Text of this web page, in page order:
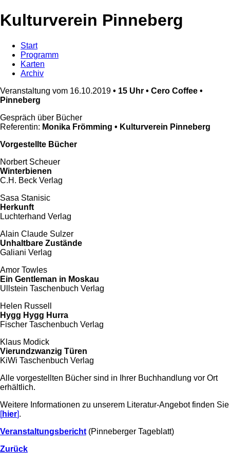
Kulturverein Pinneberg
Start
Programm
Karten
Archiv
Veranstaltung vom 16.10.2019 • 15 Uhr • Cero Coffee •
Pinneberg
Gespräch über Bücher
Referentin: Monika Frömming • Kulturverein Pinneberg
Vorgestellte Bücher
Norbert Scheuer
Winterbienen
C.H. Beck Verlag
Sasa Stanisic
Herkunft
Luchterhand Verlag
Alain Claude Sulzer
Unhaltbare Zustände
Galiani Verlag
Amor Towles
Ein Gentleman in Moskau
Ullstein Taschenbuch Verlag
Helen Russell
Hygg Hygg Hurra
Fischer Taschenbuch Verlag
Klaus Modick
Vierundzwanzig Türen
KiWi Taschenbuch Verlag
Alle vorgestellten Bücher sind in Ihrer Buchhandlung vor Ort
erhältlich.
Weitere Informationen zu unserem Literatur-Angebot finden Sie
[hier].
Veranstaltungsbericht (Pinneberger Tageblatt)
Zurück